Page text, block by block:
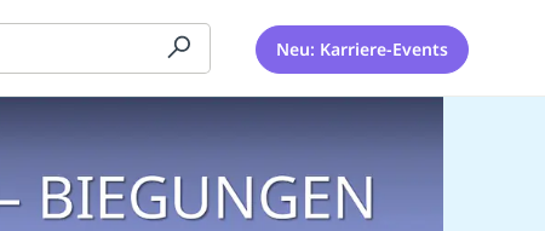
Neu: Karriere-Events